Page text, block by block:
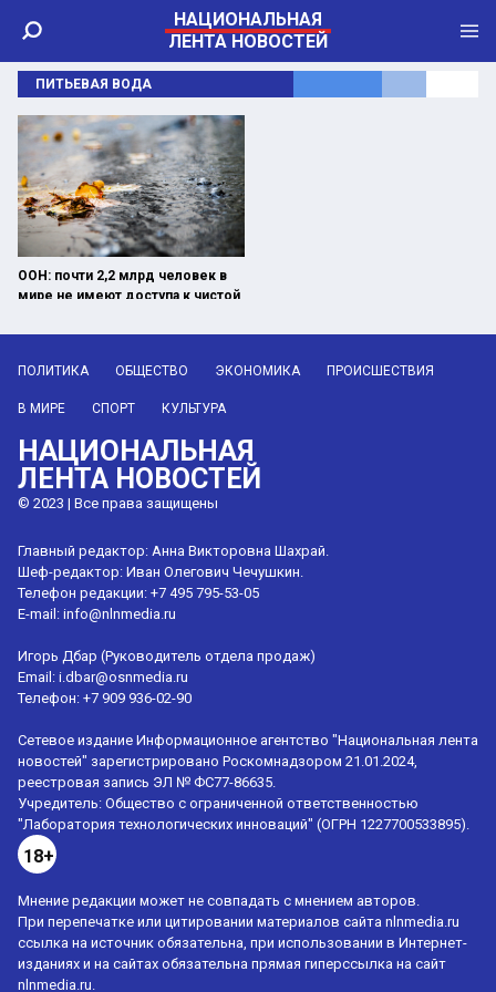
НАЦИОНАЛЬНАЯ
ЛЕНТА НОВОСТЕЙ
ПИТЬЕВАЯ ВОДА
ООН: почти 2,2 млрд человек в
мире не имеют доступа к чистой
ПОЛИТИКА ОБЩЕСТВО ЭКОНОМИКА ПРОИСШЕСТВИЯ
В МИРЕ СПОРТ КУЛЬТУРА
НАЦИОНАЛЬНАЯ
ЛЕНТА НОВОСТЕЙ
© 2023 | Все права защищены
Главный редактор: Анна Викторовна Шахрай.
Шеф-редактор: Иван Олегович Чечушкин.
Телефон редакции: +7 495 795-53-05
E-mail: info@nlnmedia.ru
Игорь Дбар (Руководитель отдела продаж)
Email: i.dbar@osnmedia.ru
Телефон: +7 909 936-02-90
Сетевое издание Информационное агентство "Национальная лента
новостей" зарегистрировано Роскомнадзором 21.01.2024,
реестровая запись ЭЛ № ФС77-86635.
Учредитель: Общество с ограниченной ответственностью
"Лаборатория технологических инноваций" (ОГРН 1227700533895).
18+
Мнение редакции может не совпадать с мнением авторов.
При перепечатке или цитировании материалов сайта nlnmedia.ru
ссылка на источник обязательна, при использовании в Интернет-
изданиях и на сайтах обязательна прямая гиперссылка на сайт
nlnmedia.ru.